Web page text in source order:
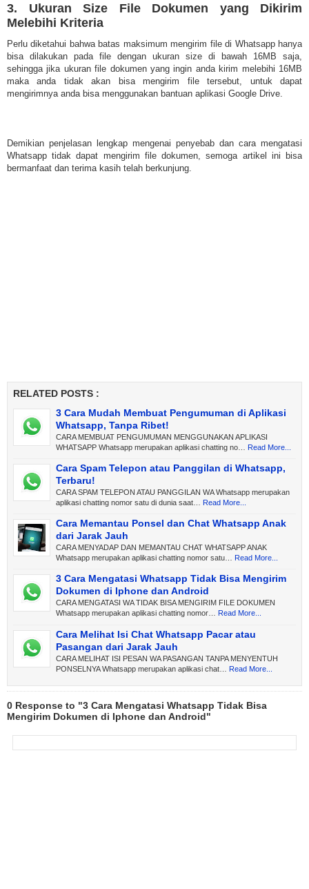
3. Ukuran Size File Dokumen yang Dikirim
Melebihi Kriteria
Perlu diketahui bahwa batas maksimum mengirim file di Whatsapp hanya
bisa dilakukan pada file dengan ukuran size di bawah 16MB saja,
sehingga jika ukuran file dokumen yang ingin anda kirim melebihi 16MB
maka anda tidak akan bisa mengirim file tersebut, untuk dapat
mengirimnya anda bisa menggunakan bantuan aplikasi Google Drive.
Demikian penjelasan lengkap mengenai penyebab dan cara mengatasi
Whatsapp tidak dapat mengirim file dokumen, semoga artikel ini bisa
bermanfaat dan terima kasih telah berkunjung.
RELATED POSTS :
3 Cara Mudah Membuat Pengumuman di Aplikasi
Whatsapp, Tanpa Ribet!
CARA MEMBUAT PENGUMUMAN MENGGUNAKAN APLIKASI
WHATSAPP Whatsapp merupakan aplikasi chatting no…
Read More...
Cara Spam Telepon atau Panggilan di Whatsapp,
Terbaru!
CARA SPAM TELEPON ATAU PANGGILAN WA Whatsapp merupakan
aplikasi chatting nomor satu di dunia saat…
Read More...
Cara Memantau Ponsel dan Chat Whatsapp Anak
dari Jarak Jauh
CARA MENYADAP DAN MEMANTAU CHAT WHATSAPP ANAK
Whatsapp merupakan aplikasi chatting nomor satu…
Read More...
3 Cara Mengatasi Whatsapp Tidak Bisa Mengirim
Dokumen di Iphone dan Android
CARA MENGATASI WA TIDAK BISA MENGIRIM FILE DOKUMEN
Whatsapp merupakan aplikasi chatting nomor…
Read More...
Cara Melihat Isi Chat Whatsapp Pacar atau
Pasangan dari Jarak Jauh
CARA MELIHAT ISI PESAN WA PASANGAN TANPA MENYENTUH
PONSELNYA Whatsapp merupakan aplikasi chat…
Read More...
0 Response to "3 Cara Mengatasi Whatsapp Tidak Bisa
Mengirim Dokumen di Iphone dan Android"